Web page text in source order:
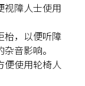
口）
视障人士使用
枱，以便听障
音影响。
便使用轮椅人